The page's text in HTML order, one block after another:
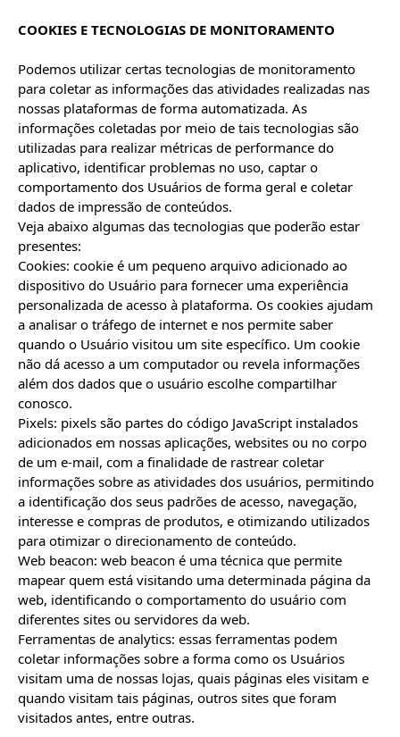
COOKIES E TECNOLOGIAS DE MONITORAMENTO
Podemos utilizar certas tecnologias de monitoramento
para coletar as informações das atividades realizadas nas
nossas plataformas de forma automatizada. As
informações coletadas por meio de tais tecnologias são
utilizadas para realizar métricas de performance do
aplicativo, identificar problemas no uso, captar o
comportamento dos Usuários de forma geral e coletar
dados de impressão de conteúdos.
Veja abaixo algumas das tecnologias que poderão estar
presentes:
Cookies: cookie é um pequeno arquivo adicionado ao
dispositivo do Usuário para fornecer uma experiência
personalizada de acesso à plataforma. Os cookies ajudam
a analisar o tráfego de internet e nos permite saber
quando o Usuário visitou um site específico. Um cookie
não dá acesso a um computador ou revela informações
além dos dados que o usuário escolhe compartilhar
conosco.
Pixels: pixels são partes do código JavaScript instalados
adicionados em nossas aplicações, websites ou no corpo
de um e-mail, com a finalidade de rastrear coletar
informações sobre as atividades dos usuários, permitindo
a identificação dos seus padrões de acesso, navegação,
interesse e compras de produtos, e otimizando utilizados
para otimizar o direcionamento de conteúdo.
Web beacon: web beacon é uma técnica que permite
mapear quem está visitando uma determinada página da
web, identificando o comportamento do usuário com
diferentes sites ou servidores da web.
Ferramentas de analytics: essas ferramentas podem
coletar informações sobre a forma como os Usuários
visitam uma de nossas lojas, quais páginas eles visitam e
quando visitam tais páginas, outros sites que foram
visitados antes, entre outras.